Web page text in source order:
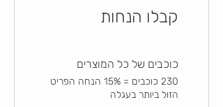
קבלו הנחות
כוכבים של כל המוצרים
230 כוכבים = 15% הנחה הפריט
הזול ביותר בעגלה